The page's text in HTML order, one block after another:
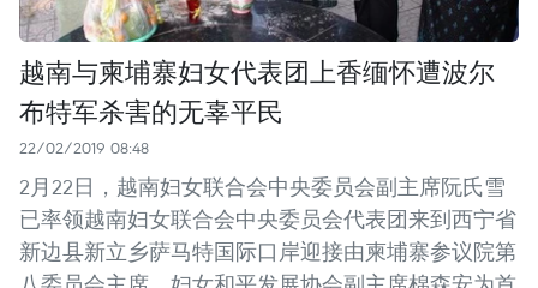
越南与柬埔寨妇女代表团上香缅怀遭波尔
布特军杀害的无辜平民
22/02/2019 08:48
2月22日，越南妇女联合会中央委员会副主席阮氏雪
已率领越南妇女联合会中央委员会代表团来到西宁省
新边县新立乡萨马特国际口岸迎接由柬埔寨参议院第